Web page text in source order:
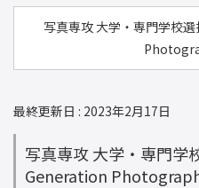
写真専攻 大学・専門学校
最終更新日 : 2023年2月17日
写真専攻 大学・専門
Generation